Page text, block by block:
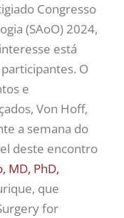
Congresso
(SAoO) 2024,
está
O
e
Von Hoff,
a semana do
deste encontro
MD, PhD,
que
for